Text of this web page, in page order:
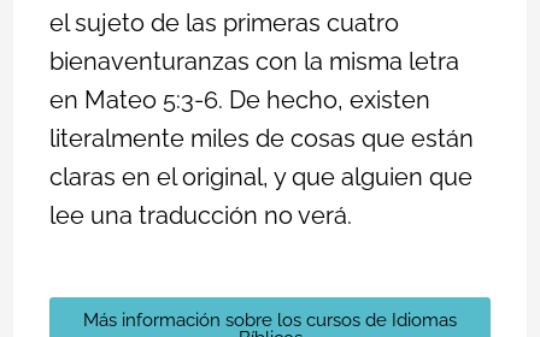
el sujeto de las primeras cuatro
bienaventuranzas con la misma letra
en Mateo 5:3-6. De hecho, existen
literalmente miles de cosas que están
claras en el original, y que alguien que
lee una traducción no verá.
Más información sobre los cursos de Idiomas